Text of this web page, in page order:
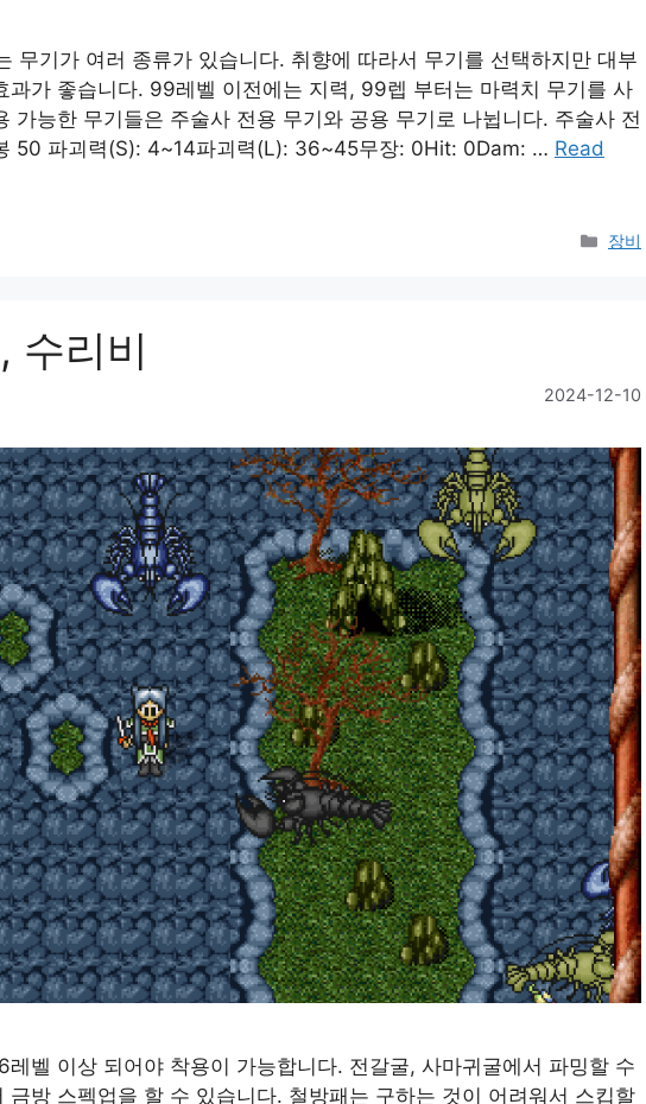
무기가 여러 종류가 있습니다. 취향에 따라서 무기를 선택하지만 대부
과가 좋습니다. 99레벨 이전에는 지력, 99렙 부터는 마력치 무기를 사
가능한 무기들은 주술사 전용 무기와 공용 무기로 나뉩니다. 주술사 전
50 파괴력(S): 4~14파괴력(L): 36~45무장: 0Hit: 0Dam: … Read
장비
수리비
2024-12-10
벨 이상 되어야 착용이 가능합니다. 전갈굴, 사마귀굴에서 파밍할 수
방 스펙업을 할 수 있습니다. 철방패는 구하는 것이 어려워서 스킵할